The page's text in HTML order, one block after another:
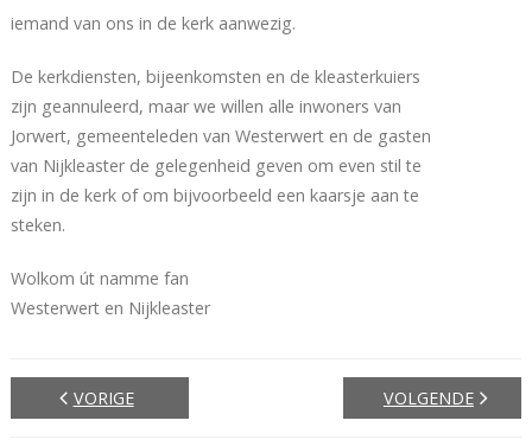
iemand van ons in de kerk aanwezig.
De kerkdiensten, bijeenkomsten en de kleasterkuiers
zijn geannuleerd, maar we willen alle inwoners van
Jorwert, gemeenteleden van Westerwert en de gasten
van Nijkleaster de gelegenheid geven om even stil te
zijn in de kerk of om bijvoorbeeld een kaarsje aan te
steken.
Wolkom út namme fan
Westerwert en Nijkleaster
VORIGE VOLGENDE